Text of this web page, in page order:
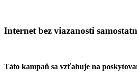
Internet bez viazanosti
Táto kampaň sa vzťahuje na